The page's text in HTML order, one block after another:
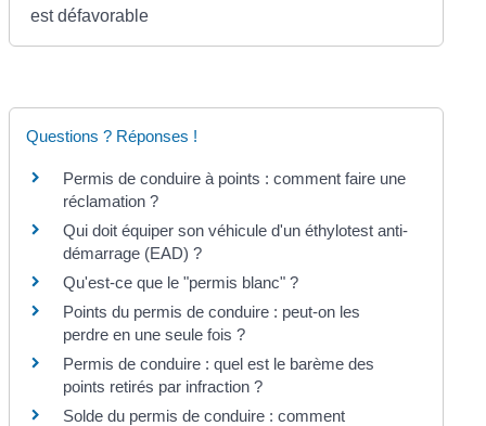
est défavorable
Questions ? Réponses !
Permis de conduire à points : comment faire une
réclamation ?
Qui doit équiper son véhicule d'un éthylotest anti-
démarrage (EAD) ?
Qu'est-ce que le "permis blanc" ?
Points du permis de conduire : peut-on les
perdre en une seule fois ?
Permis de conduire : quel est le barème des
points retirés par infraction ?
Solde du permis de conduire : comment